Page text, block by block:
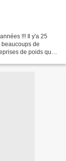
!!! Il y'a 25
de
de poids que